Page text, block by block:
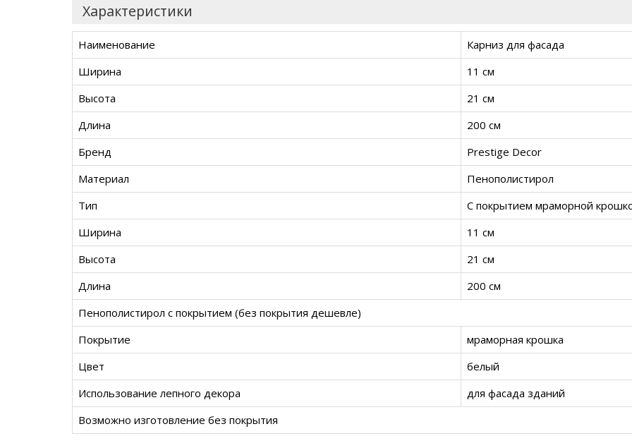
Характеристики
Наименование
Карниз для фасада
Ширина
11 см
Высота
21 см
Длина
200 см
Бренд
Prestige Decor
Материал
Пенополистирол
Тип
С покрытием мраморной
Ширина
11 см
Высота
21 см
Длина
200 см
Пенополистирол с покрытием (без покрытия дешевле)
Покрытие
мраморная крошка
Цвет
белый
Использование лепного декора
для фасада зданий
Возможно изготовление без покрытия